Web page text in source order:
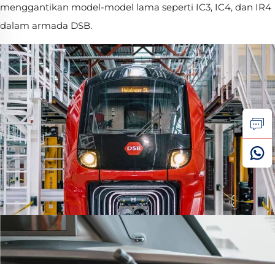
menggantikan model-model lama seperti IC3, IC4, dan IR4
dalam armada DSB.